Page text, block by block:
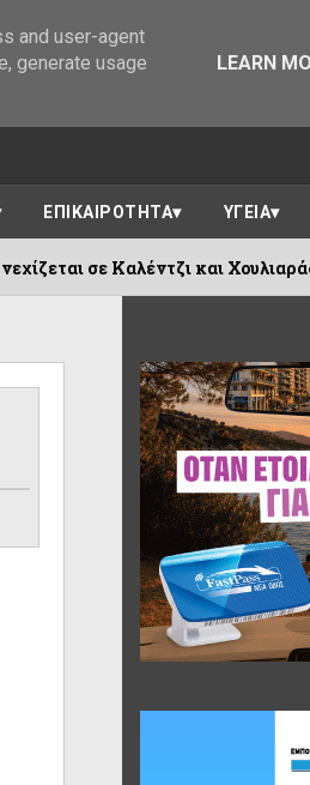
ΕΠΙΚΑΙΡΟΤΗΤΑ ΥΓΕΙΑ
και Χουλιαράδες
and user-agent
generate usage
LEARN